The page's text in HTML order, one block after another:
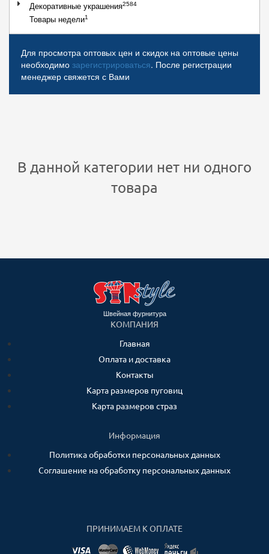
Декоративные украшения2584
Товары недели1
Для просмотра оптовых цен и скидок на оптовые цены
необходимо зарегистрироваться. После регистрации
менеджер свяжется с Вами
В данной категории нет ни одного
товара
Швейная фурнитура
КОМПАНИЯ
Главная
Оплата и доставка
Контакты
Карта размеров пуговиц
Карта размеров страз
Информация
Политика обработки персональных данных
Соглашение на обработку персональных данных
ПРИНИМАЕМ К ОПЛАТЕ